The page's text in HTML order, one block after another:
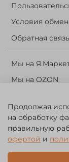
Условия
Обратная связь
Мы на
Мы на OZON
Корзина
©️ 2014 - 2024
Продолжая
на обработку
правильную
офертой и